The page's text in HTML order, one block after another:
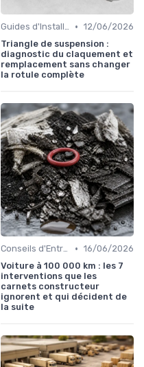
Guides d'Installation et de Réparation • 12/06/2026
Triangle de suspension :
diagnostic du claquement et
remplacement sans changer
la rotule complète
Conseils d'Entretien Auto • 16/06/2026
Voiture à 100 000 km : les 7
interventions que les
carnets constructeur
ignorent et qui décident de
la suite